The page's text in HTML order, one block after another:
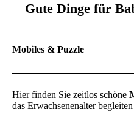
Gute Dinge für
Mobiles & Puzzle
Hier finden Sie zeitlos schöne
das Erwachsenenalter